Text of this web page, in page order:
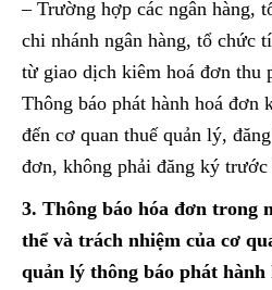
– Trường hợp các ngân hàng,
chi nhánh ngân hàng, tổ chức
từ giao dịch kiêm hoá đơn
Thông báo phát hành hoá đơn
đến cơ quan thuế quản lý,
đơn, không phải đăng ký
3. Thông báo hóa đơn trong
thể và trách nhiệm của cơ
quản lý thông báo phát